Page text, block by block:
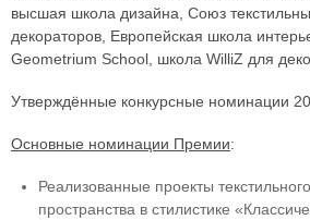
высшая школа дизайна, Союз
декораторов, Европейская школа
Geometrium School, школа WilliZ для
Утверждённые конкурсные номинации
Основные номинации Премии:
Реализованные проекты
пространства в стилистике